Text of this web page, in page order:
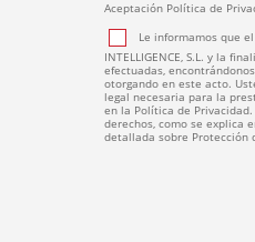
Aceptación Política de
Le informamos que
INTELLIGENCE, S.L. y la
efectuadas,
otorgando en este acto.
legal necesaria para la
en la Política de
derechos, como se explica
detallada sobre Protección